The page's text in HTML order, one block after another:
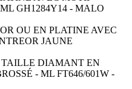
OU EN PLATINE AVEC
OR JAUNE